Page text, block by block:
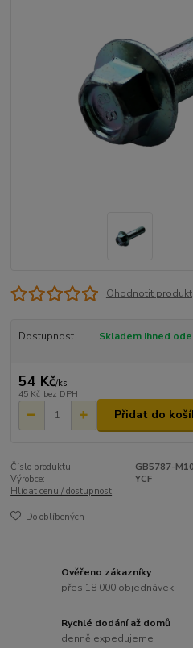
Ohodnotit produkt
Dostupnost Skladem ihned
54 Kč/ks
45 Kč bez DPH
Přidat do
Číslo produktu:
GB5787-
Výrobce:
YCF
Hlídat cenu / dostupnost
Do oblíbených
Ověřeno zákazníky
přes 18 000 objednávek
Rychlé dodání až domů
denně expedujeme